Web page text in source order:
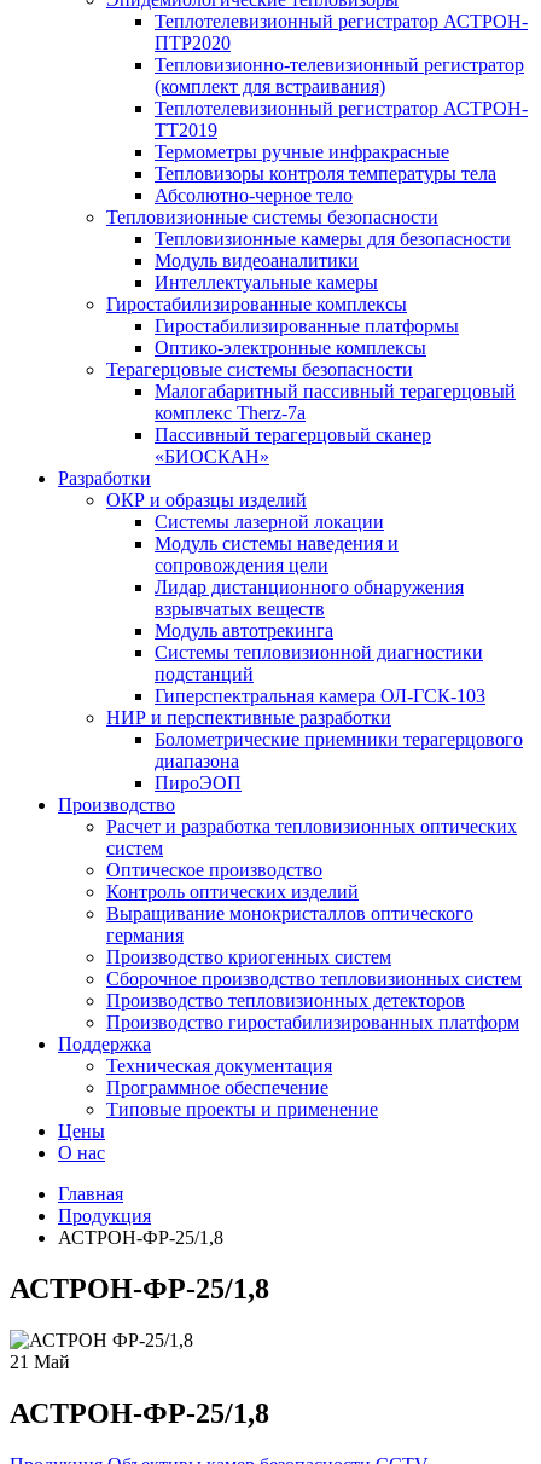
Теплотелевизионный регистратор АСТРОН-
ПТР2020
Тепловизионно-телевизионный регистратор
(комплект для встраивания)
Теплотелевизионный регистратор АСТРОН-
ТТ2019
Термометры ручные инфракрасные
Тепловизоры контроля температуры тела
Абсолютно-черное тело
Тепловизионные системы безопасности
Тепловизионные камеры для безопасности
Модуль видеоаналитики
Интеллектуальные камеры
Гиростабилизированные комплексы
Гиростабилизированные платформы
Оптико-электронные комплексы
Терагерцовые системы безопасности
Малогабаритный пассивный терагерцовый
комплекс Therz-7a
Пассивный терагерцовый сканер
«БИОСКАН»
Разработки
ОКР и образцы изделий
Системы лазерной локации
Модуль системы наведения и
сопровождения цели
Лидар дистанционного обнаружения
взрывчатых веществ
Модуль автотрекинга
Cистемы тепловизионной диагностики
подстанций
Гиперспектральная камера ОЛ-ГСК-103
НИР и перспективные разработки
Болометрические приемники терагерцового
диапазона
ПироЭОП
Производство
Расчет и разработка тепловизионных оптических
систем
Оптическое производство
Контроль оптических изделий
Выращивание монокристаллов оптического
германия
Производство криогенных систем
Сборочное производство тепловизионных систем
Производство тепловизионных детекторов
Производство гиростабилизированных платформ
Поддержка
Техническая документация
Программное обеспечение
Типовые проекты и применение
Цены
О нас
Главная
Продукция
АСТРОН-ФР-25/1,8
АСТРОН-ФР-25/1,8
21 Май
АСТРОН-ФР-25/1,8